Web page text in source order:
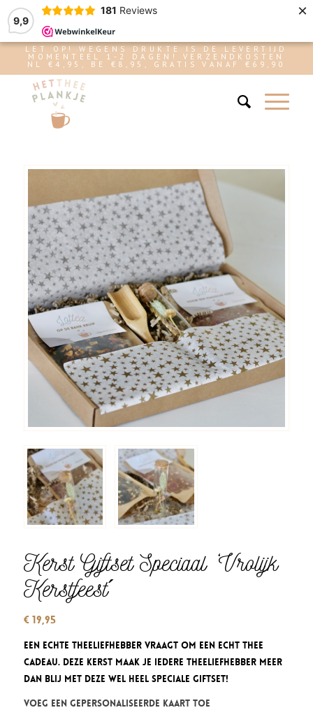
9,9
181 Reviews ×
LET OP! WEGENS DRUKTE IS DE LEVERTIJD
MOMENTEEL 1-2 DAGEN! VERZENDKOSTEN
NL €4,95, BE €8,95, GRATIS VANAF €69,90
Kerst Giftset Speciaal ‘Vrolijk
Kerstfeest´
€19,95
Een echte theeliefhebber vraagt om een echt thee
cadeau. Deze Kerst maak je iedere theeliefhebber meer
dan blij met deze wel heel speciale Giftset!
Voeg een gepersonaliseerde kaart toe